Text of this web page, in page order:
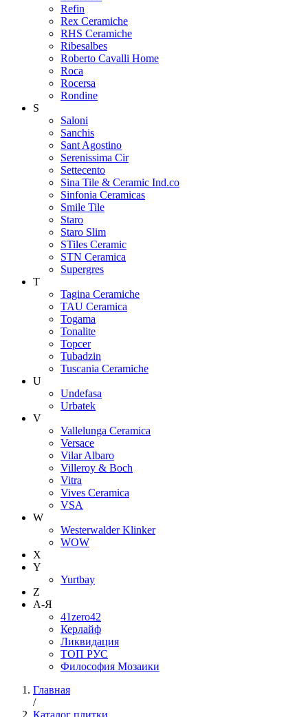
Refin
Rex Ceramiche
RHS Ceramiche
Ribesalbes
Roberto Cavalli Home
Roca
Rocersa
Rondine
S
Saloni
Sanchis
Sant Agostino
Serenissima Cir
Settecento
Sina Tile & Ceramic Ind.co
Sinfonia Ceramicas
Smile Tile
Staro
Staro Slim
STiles Ceramic
STN Ceramica
Supergres
T
Tagina Ceramiche
TAU Ceramica
Togama
Tonalite
Topcer
Tubadzin
Tuscania Ceramiche
U
Undefasa
Urbatek
V
Vallelunga Ceramica
Versace
Vilar Albaro
Villeroy & Boch
Vitra
Vives Ceramica
VSA
W
Westerwalder Klinker
WOW
X
Y
Yurtbay
Z
А-Я
41zero42
Керлайф
Ликвидация
ТОП РУС
Философия Мозаики
Главная
/
Каталог плитки